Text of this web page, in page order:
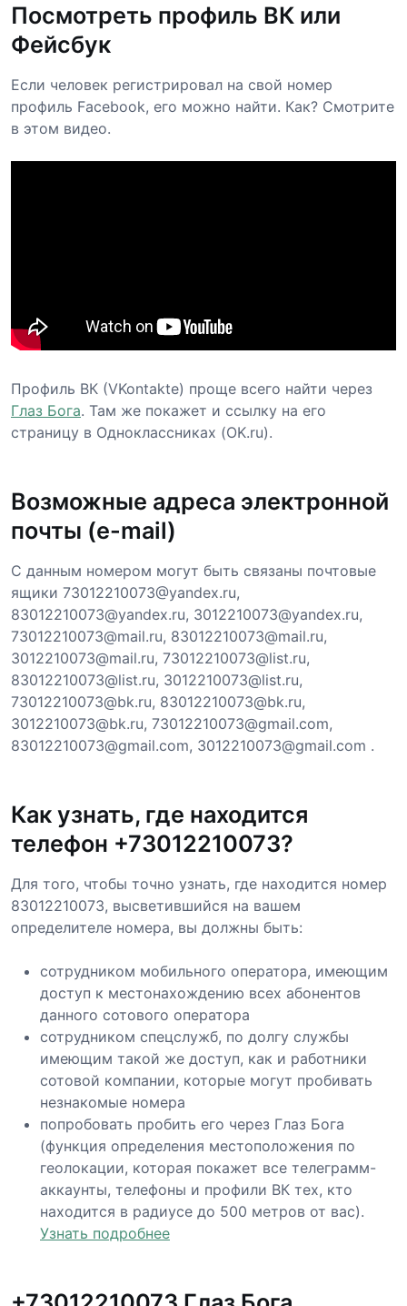
Посмотреть профиль ВК или
Фейсбук
Если человек регистрировал на свой номер
профиль Facebook, его можно найти. Как? Смотрите
в этом видео.
Профиль ВК (VKontakte) проще всего найти через
Глаз Бога. Там же покажет и ссылку на его
страницу в Одноклассниках (OK.ru).
Возможные адреса электронной
почты (e-mail)
С данным номером могут быть связаны почтовые
ящики 73012210073@yandex.ru,
83012210073@yandex.ru, 3012210073@yandex.ru,
73012210073@mail.ru, 83012210073@mail.ru,
3012210073@mail.ru, 73012210073@list.ru,
83012210073@list.ru, 3012210073@list.ru,
73012210073@bk.ru, 83012210073@bk.ru,
3012210073@bk.ru, 73012210073@gmail.com,
83012210073@gmail.com, 3012210073@gmail.com .
Как узнать, где находится
телефон +73012210073?
Для того, чтобы точно узнать, где находится номер
83012210073, высветившийся на вашем
определителе номера, вы должны быть:
сотрудником мобильного оператора, имеющим
доступ к местонахождению всех абонентов
данного сотового оператора
сотрудником спецслужб, по долгу службы
имеющим такой же доступ, как и работники
сотовой компании, которые могут пробивать
незнакомые номера
попробовать пробить его через Глаз Бога
(функция определения местоположения по
геолокации, которая покажет все телеграмм-
аккаунты, телефоны и профили ВК тех, кто
находится в радиусе до 500 метров от вас).
Узнать подробнее